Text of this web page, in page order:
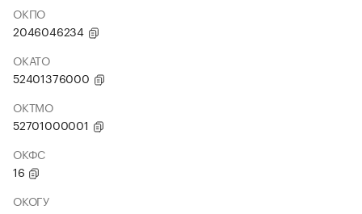
ОКПО
2046046234
ОКАТО
52401376000
ОКТМО
52701000001
ОКФС
16
ОКОГУ